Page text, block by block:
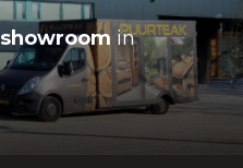
showroom in